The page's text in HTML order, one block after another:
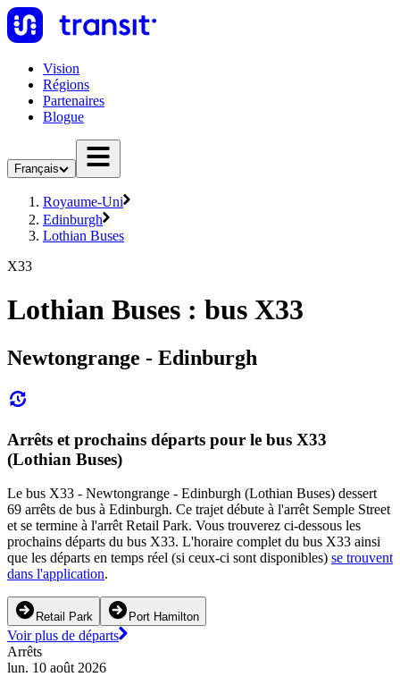
Vision
Régions
Partenaires
Blogue
Français
Royaume-Uni
Edinburgh
Lothian Buses
X33
Lothian Buses : bus X33
Newtongrange - Edinburgh
Arrêts et prochains départs pour le bus X33
(Lothian Buses)
Le bus X33 - Newtongrange - Edinburgh (Lothian Buses) dessert
69 arrêts de bus à Edinburgh. Ce trajet débute à l'arrêt Semple Street
et se termine à l'arrêt Retail Park. Vous trouverez ci-dessous les
prochains départs du bus X33. L'horaire complet du bus X33 ainsi
que les départs en temps réel (si ceux-ci sont disponibles) se trouvent
dans l'application.
Retail Park Port Hamilton
Voir plus de départs
Arrêts
lun. 10 août 2026